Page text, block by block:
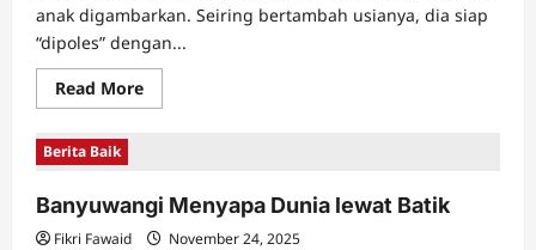
anak digambarkan. Seiring bertambah usianya, dia siap
“dipoles” dengan...
Read MoreRead
more
Berita Baik
Banyuwangi Menyapa Dunia lewat Batik
Fikri Fawaid November 24, 2025